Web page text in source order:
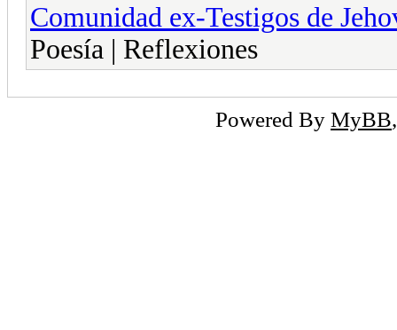
Comunidad ex-Testigos de
Poesía | Reflexiones
Powered By MyBB